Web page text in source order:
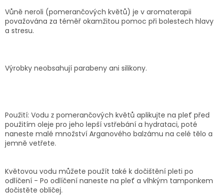
Vůně neroli (pomerančových květů) je v aromaterapii
považována za téměř okamžitou pomoc při bolestech hlavy
a stresu.
Výrobky neobsahují parabeny ani silikony.
Použití: Vodu z pomerančových květů aplikujte na pleť před
použitím oleje pro jeho lepší vstřebání a hydrataci, poté
naneste malé množství Arganového balzámu na celé tělo a
jemně vetřete.
Květovou vodu můžete použít také k dočištění pleti po
odlíčení - Po odlíčení naneste na pleť a vlhkým tamponkem
dočistěte obličej.